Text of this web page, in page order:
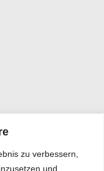
zu verbessern,
und